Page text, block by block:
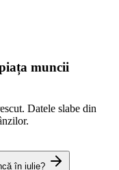
muncii
Datele slabe din
în iulie?